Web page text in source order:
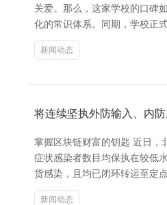
关爱。那么，这家学校的口碑
化的常识体系。同期，学校正
新闻动态
将连续坚执外防输入、内
掌握区块链财富的钥匙 近日，
症状感染者数目均保执在较低
货感染，且均已闭环转运至定
新闻动态